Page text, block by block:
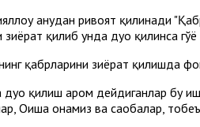
анҳудан ривоят қилинади
зиёрат қилиб унда дуо қилинса
қабрларини зиёрат қилишда
қилиш ҳаром дейдиганлар бу
Оиша онамиз ва саҳобалар,